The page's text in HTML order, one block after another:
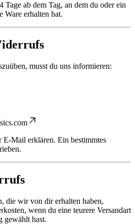
ab dem Tag, an dem du oder ein
Ware erhalten hat.
musst du uns informieren:
E-Mail erklären. Ein bestimmtes
die wir von dir erhalten haben,
wenn du eine teurere Versandart
gewählt hast.